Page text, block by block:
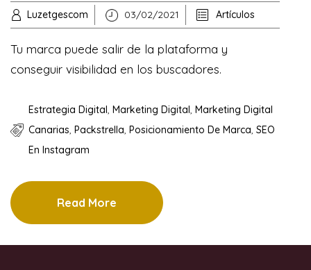
Luzetgescom 03/02/2021 Artículos
Tu marca puede salir de la plataforma y
conseguir visibilidad en los buscadores.
Estrategia Digital, Marketing Digital, Marketing Digital
Canarias, Packstrella, Posicionamiento De Marca, SEO
En Instagram
Read More